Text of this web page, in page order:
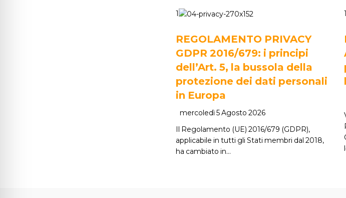
1
REGOLAMENTO PRIVACY
GDPR 2016/679: i principi
dell’Art. 5, la bussola della
protezione dei dati personali
in Europa
mercoledì 5 Agosto 2026
Il Regolamento (UE) 2016/679 (GDPR),
applicabile in tutti gli Stati membri dal 2018,
ha cambiato in…
1